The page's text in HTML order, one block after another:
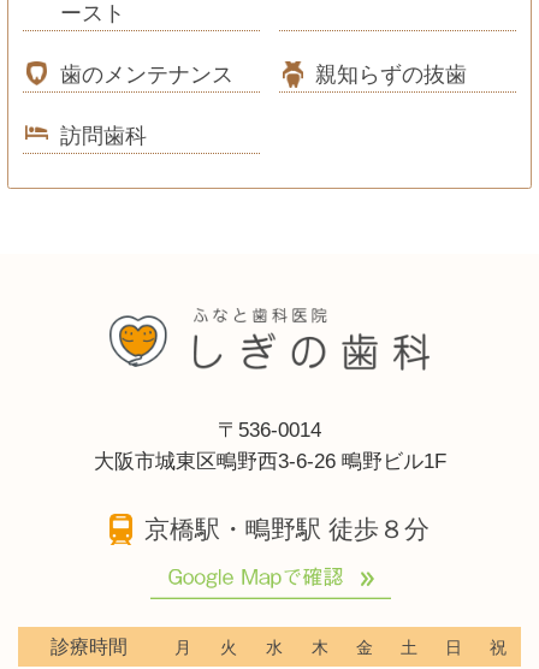
ースト
歯のメンテナンス 親知らずの抜歯
訪問歯科
〒536-0014
大阪市城東区鴫野西3-6-26 鴫野ビル1F
京橋駅・鴫野駅 徒歩８分
診療時間 月 火 水 木 金 土 日 祝